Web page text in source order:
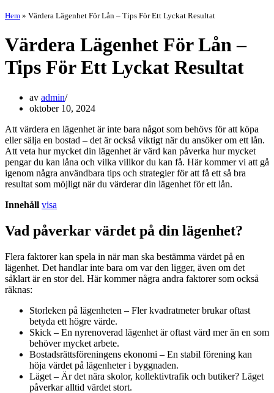
Hem » Värdera Lägenhet För Lån – Tips För Ett Lyckat Resultat
Värdera Lägenhet För Lån –
Tips För Ett Lyckat Resultat
av admin
oktober 10, 2024
Att värdera en lägenhet är inte bara något som behövs för att köpa
eller sälja en bostad – det är också viktigt när du ansöker om ett lån.
Att veta hur mycket din lägenhet är värd kan påverka hur mycket
pengar du kan låna och vilka villkor du kan få. Här kommer vi att gå
igenom några användbara tips och strategier för att få ett så bra
resultat som möjligt när du värderar din lägenhet för ett lån.
Innehåll visa
Vad påverkar värdet på din lägenhet?
Flera faktorer kan spela in när man ska bestämma värdet på en
lägenhet. Det handlar inte bara om var den ligger, även om det
såklart är en stor del. Här kommer några andra faktorer som också
räknas:
Storleken på lägenheten – Fler kvadratmeter brukar oftast
betyda ett högre värde.
Skick – En nyrenoverad lägenhet är oftast värd mer än en som
behöver mycket arbete.
Bostadsrättsföreningens ekonomi – En stabil förening kan
höja värdet på lägenheter i byggnaden.
Läget – Är det nära skolor, kollektivtrafik och butiker? Läget
påverkar alltid värdet stort.